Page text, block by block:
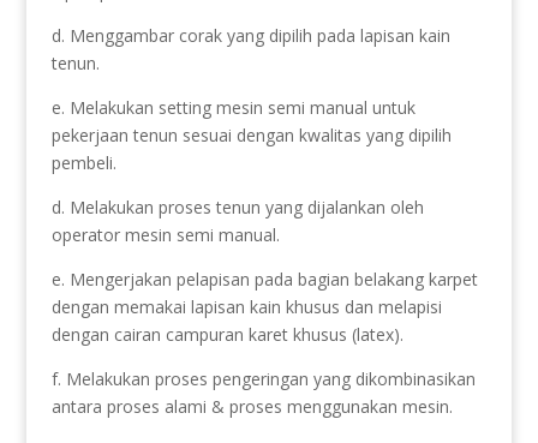
d. Menggambar corak yang dipilih pada lapisan kain
tenun.
e. Melakukan setting mesin semi manual untuk
pekerjaan tenun sesuai dengan kwalitas yang dipilih
pembeli.
d. Melakukan proses tenun yang dijalankan oleh
operator mesin semi manual.
e. Mengerjakan pelapisan pada bagian belakang karpet
dengan memakai lapisan kain khusus dan melapisi
dengan cairan campuran karet khusus (latex).
f. Melakukan proses pengeringan yang dikombinasikan
antara proses alami & proses menggunakan mesin.